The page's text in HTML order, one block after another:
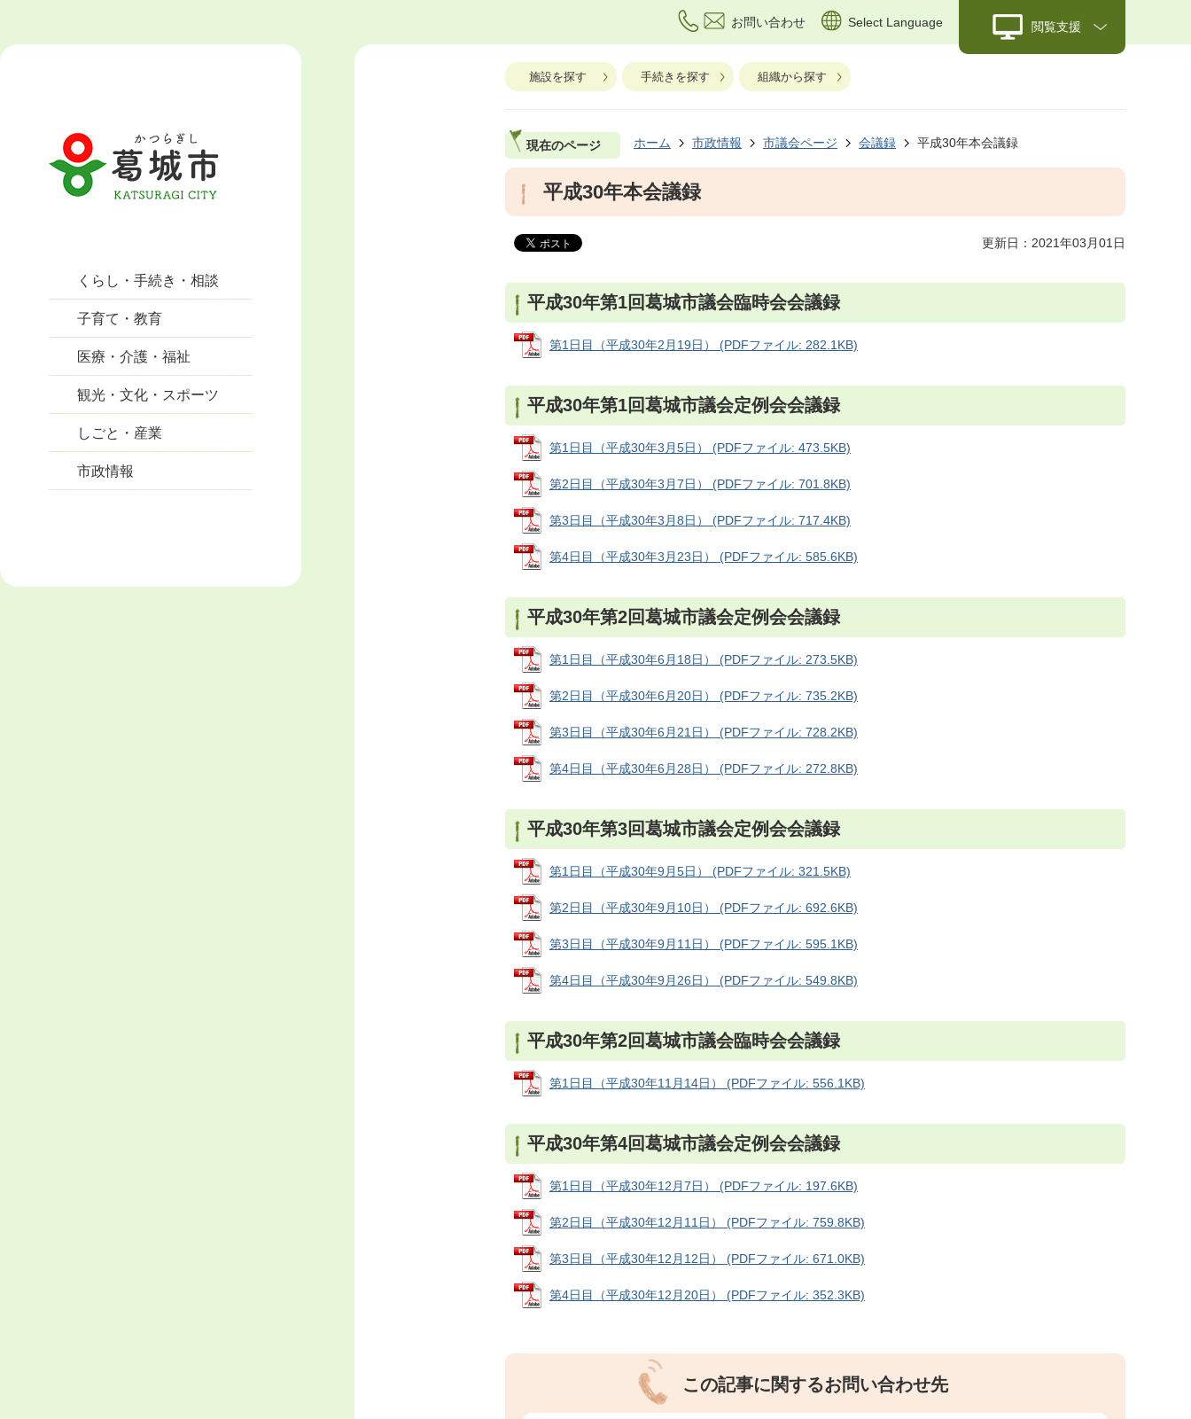
お問い合わせ Select Language 閲覧支援
くらし・手続き・相談
子育て・教育
医療・介護・福祉
観光・文化・スポーツ
しごと・産業
市政情報
施設を探す 手続きを探す 組織から探す
現在のページ ホーム 市政情報 市議会ページ 会議録 平成30年本会議録
平成30年本会議録
更新日：2021年03月01日
平成30年第1回葛城市議会臨時会会議録
第1日目（平成30年2月19日） (PDFファイル: 282.1KB)
平成30年第1回葛城市議会定例会会議録
第1日目（平成30年3月5日） (PDFファイル: 473.5KB)
第2日目（平成30年3月7日） (PDFファイル: 701.8KB)
第3日目（平成30年3月8日） (PDFファイル: 717.4KB)
第4日目（平成30年3月23日） (PDFファイル: 585.6KB)
平成30年第2回葛城市議会定例会会議録
第1日目（平成30年6月18日） (PDFファイル: 273.5KB)
第2日目（平成30年6月20日） (PDFファイル: 735.2KB)
第3日目（平成30年6月21日） (PDFファイル: 728.2KB)
第4日目（平成30年6月28日） (PDFファイル: 272.8KB)
平成30年第3回葛城市議会定例会会議録
第1日目（平成30年9月5日） (PDFファイル: 321.5KB)
第2日目（平成30年9月10日） (PDFファイル: 692.6KB)
第3日目（平成30年9月11日） (PDFファイル: 595.1KB)
第4日目（平成30年9月26日） (PDFファイル: 549.8KB)
平成30年第2回葛城市議会臨時会会議録
第1日目（平成30年11月14日） (PDFファイル: 556.1KB)
平成30年第4回葛城市議会定例会会議録
第1日目（平成30年12月7日） (PDFファイル: 197.6KB)
第2日目（平成30年12月11日） (PDFファイル: 759.8KB)
第3日目（平成30年12月12日） (PDFファイル: 671.0KB)
第4日目（平成30年12月20日） (PDFファイル: 352.3KB)
この記事に関するお問い合わせ先